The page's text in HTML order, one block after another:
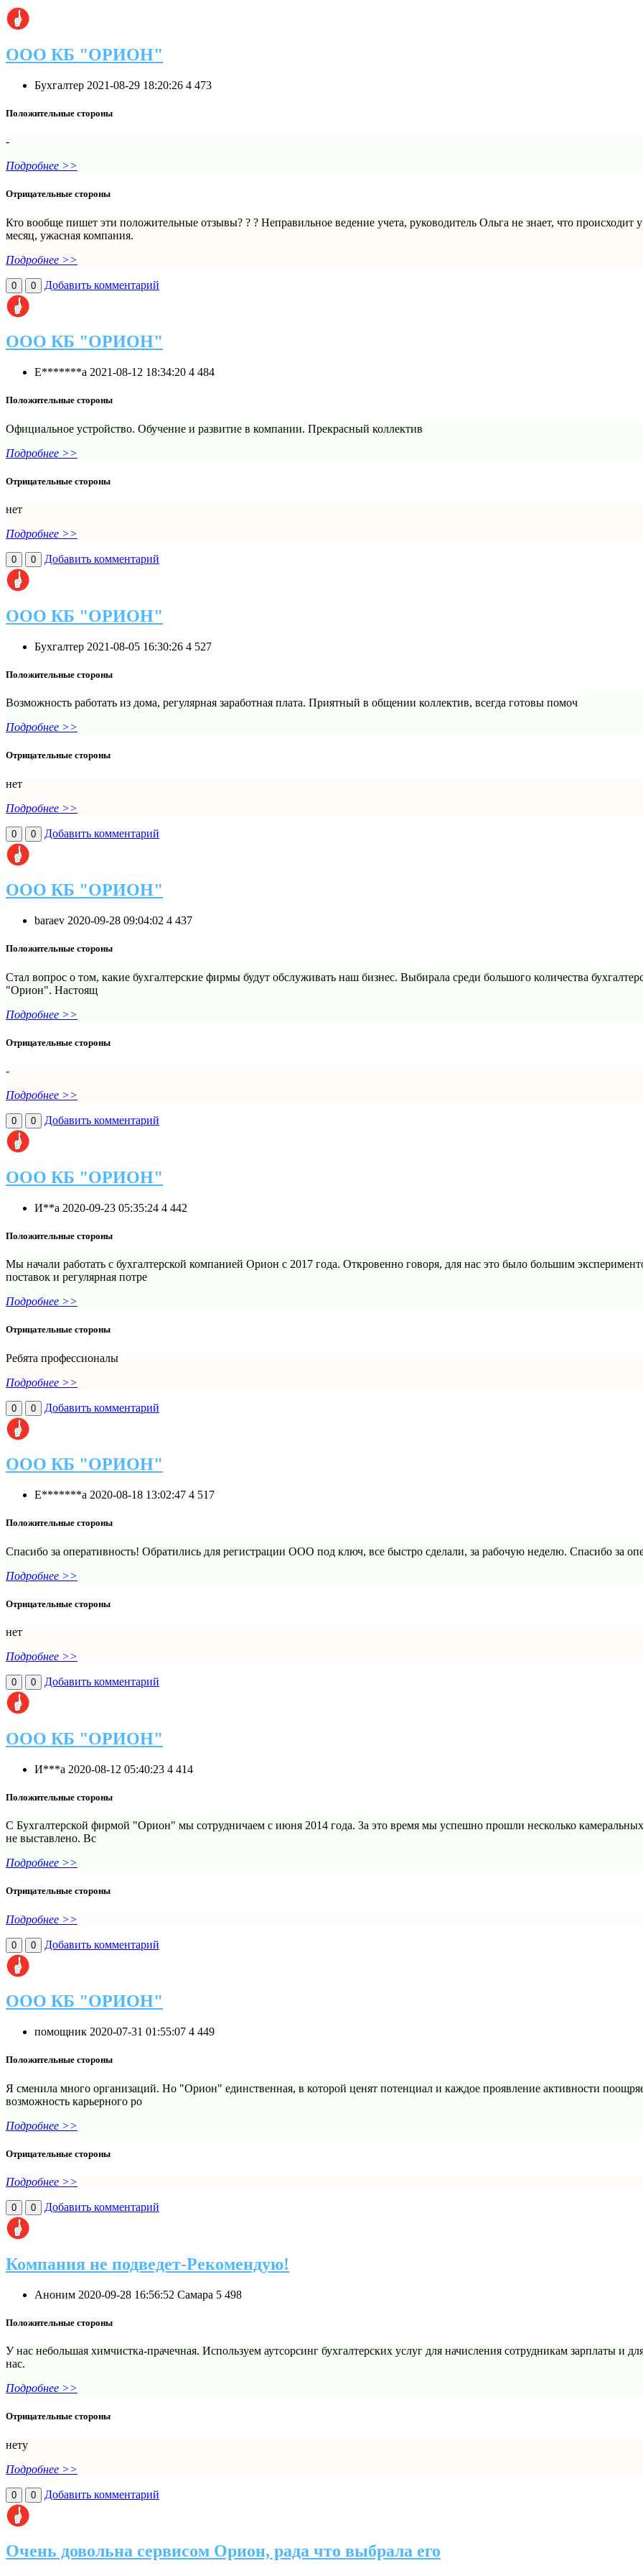
ООО КБ "ОРИОН"
Бухгалтер 2021-08-29 18:20:26 4 473
Положительные стороны
-
Подробнее >>
Отрицательные стороны
Кто вообще пишет эти положительные отзывы? ? ? Неправильное ведение учета, руководитель Ольга не знает, что
месяц, ужасная компания.
Подробнее >>
0 0 Добавить комментарий
ООО КБ "ОРИОН"
Е*******а 2021-08-12 18:34:20 4 484
Положительные стороны
Официальное устройство. Обучение и развитие в компании. Прекрасный коллектив
Подробнее >>
Отрицательные стороны
нет
Подробнее >>
0 0 Добавить комментарий
ООО КБ "ОРИОН"
Бухгалтер 2021-08-05 16:30:26 4 527
Положительные стороны
Возможность работать из дома, регулярная заработная плата. Приятный в общении коллектив, всегда готовы помоч
Подробнее >>
Отрицательные стороны
нет
Подробнее >>
0 0 Добавить комментарий
ООО КБ "ОРИОН"
baraev 2020-09-28 09:04:02 4 437
Положительные стороны
Стал вопрос о том, какие бухгалтерские фирмы будут обслуживать наш бизнес. Выбирала среди большого количества
"Орион". Настоящ
Подробнее >>
Отрицательные стороны
-
Подробнее >>
0 0 Добавить комментарий
ООО КБ "ОРИОН"
И**а 2020-09-23 05:35:24 4 442
Положительные стороны
Мы начали работать с бухгалтерской компанией Орион с 2017 года. Откровенно говоря, для нас это было большим
поставок и регулярная потре
Подробнее >>
Отрицательные стороны
Ребята профессионалы
Подробнее >>
0 0 Добавить комментарий
ООО КБ "ОРИОН"
Е*******а 2020-08-18 13:02:47 4 517
Положительные стороны
Спасибо за оперативность! Обратились для регистрации ООО под ключ, все быстро сделали, за рабочую неделю. Спасибо за
Подробнее >>
Отрицательные стороны
нет
Подробнее >>
0 0 Добавить комментарий
ООО КБ "ОРИОН"
И***а 2020-08-12 05:40:23 4 414
Положительные стороны
С Бухгалтерской фирмой "Орион" мы сотрудничаем с июня 2014 года. За это время мы успешно прошли несколько
не выставлено. Вс
Подробнее >>
Отрицательные стороны
Подробнее >>
0 0 Добавить комментарий
ООО КБ "ОРИОН"
помощник 2020-07-31 01:55:07 4 449
Положительные стороны
Я сменила много организаций. Но "Орион" единственная, в которой ценят потенциал и каждое проявление активности
возможность карьерного ро
Подробнее >>
Отрицательные стороны
Подробнее >>
0 0 Добавить комментарий
Компания не подведет-Рекомендую!
Аноним 2020-09-28 16:56:52 Самара 5 498
Положительные стороны
У нас небольшая химчистка-прачечная. Используем аутсорсинг бухгалтерских услуг для начисления сотрудникам зарплаты и
нас.
Подробнее >>
Отрицательные стороны
нету
Подробнее >>
0 0 Добавить комментарий
Очень довольна сервисом Орион, рада что выбрала его